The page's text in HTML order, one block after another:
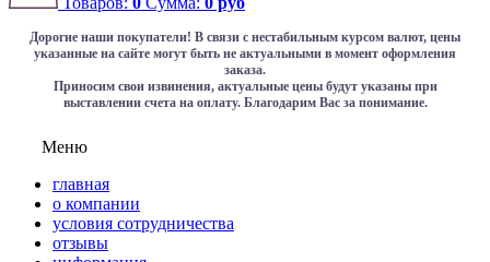
Дорогие наши покупатели! В связи с нестабильным курсом валют, цены
указанные на сайте могут быть не актуальными в момент оформления
заказа.
Приносим свои извинения, актуальные цены будут указаны при
выставлении счета на оплату. Благодарим Вас за понимание.
Меню
главная
о компании
условия сотрудничества
отзывы